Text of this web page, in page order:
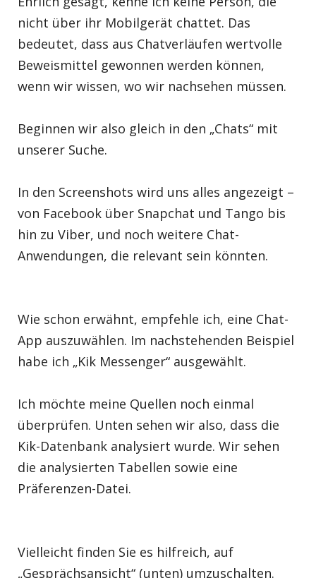
nicht über ihr Mobilgerät chattet. Das
bedeutet, dass aus Chatverläufen wertvolle
Beweismittel gewonnen werden können,
wenn wir wissen, wo wir nachsehen müssen.
Beginnen wir also gleich in den „Chats“ mit
unserer Suche.
In den Screenshots wird uns alles angezeigt –
von Facebook über Snapchat und Tango bis
hin zu Viber, und noch weitere Chat-
Anwendungen, die relevant sein könnten.
Wie schon erwähnt, empfehle ich, eine Chat-
App auszuwählen. Im nachstehenden Beispiel
habe ich „Kik Messenger“ ausgewählt.
Ich möchte meine Quellen noch einmal
überprüfen. Unten sehen wir also, dass die
Kik-Datenbank analysiert wurde. Wir sehen
die analysierten Tabellen sowie eine
Präferenzen-Datei.
Vielleicht finden Sie es hilfreich, auf
„Gesprächsansicht“ (unten) umzuschalten.